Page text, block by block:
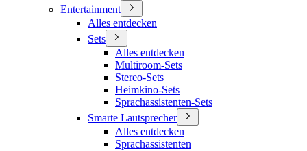
Entertainment
Alles entdecken
Sets
Alles entdecken
Multiroom-Sets
Stereo-Sets
Heimkino-Sets
Sprachassistenten-Sets
Smarte Lautsprecher
Alles entdecken
Sprachassistenten